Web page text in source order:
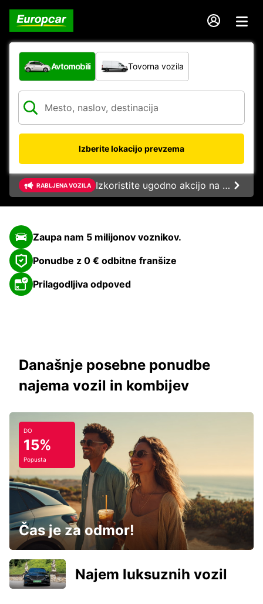
Katera vrsta vozila?
Avtomobili Tovorna vozila
Izberite lokacijo prevzema
RABLJENA VOZILA Izkoristite ugodno akcijo na rabljena vozila!
Zaupa nam 5 milijonov voznikov.
Ponudbe z 0 € odbitne franšize
Prilagodljiva odpoved
Današnje posebne ponudbe
najema vozil in kombijev
DO
15%
Popusta
Čas je za odmor!
Najem luksuznih vozil